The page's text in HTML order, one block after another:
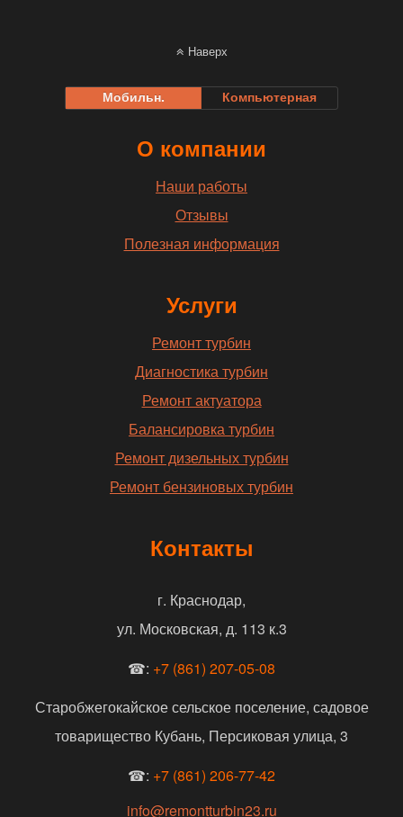
Наверх
Мобильн. Компьютерная
О компании
Наши работы
Отзывы
Полезная информация
Услуги
Ремонт турбин
Диагностика турбин
Ремонт актуатора
Балансировка турбин
Ремонт дизельных турбин
Ремонт бензиновых турбин
Контакты
г. Краснодар,
ул. Московская, д. 113 к.3
☎: +7 (861) 207-05-08
Старобжегокайское сельское поселение, садовое
товарищество Кубань, Персиковая улица, 3
☎: +7 (861) 206-77-42
info@remontturbin23.ru